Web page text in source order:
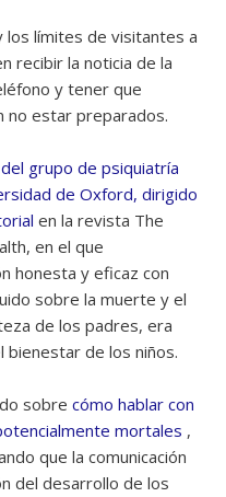
los límites de visitantes a
recibir la noticia de la
y tener que
no estar preparados.
grupo de psiquiatría
de Oxford, dirigido
en la revista The
en el que
honesta y eficaz con
sobre la muerte y el
de los padres, era
bienestar de los niños.
sobre cómo hablar con
mortales ,
que la comunicación
del desarrollo de los